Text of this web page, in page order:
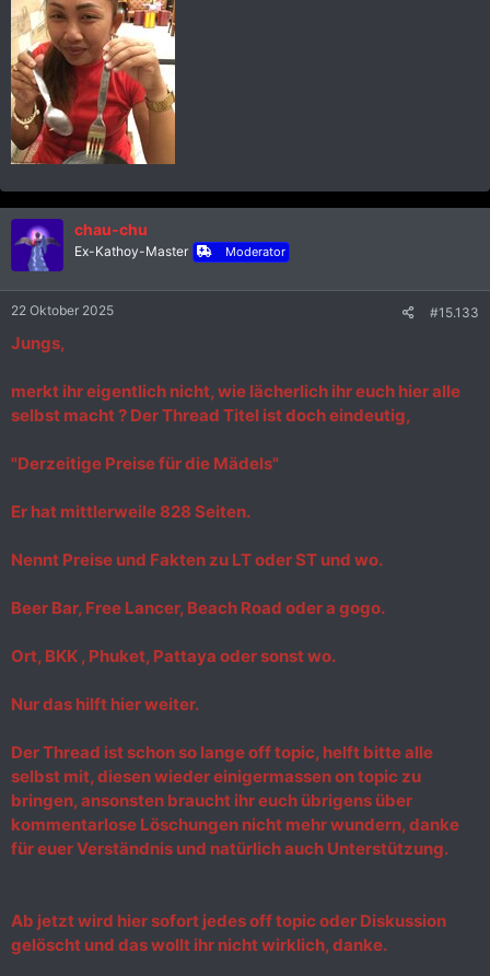
chau-chu
Ex-Kathoy-Master Moderator
22 Oktober 2025 #15.133
Jungs,
merkt ihr eigentlich nicht, wie lächerlich ihr euch hier alle
selbst macht ? Der Thread Titel ist doch eindeutig,
"Derzeitige Preise für die Mädels"
Er hat mittlerweile 828 Seiten.
Nennt Preise und Fakten zu LT oder ST und wo.
Beer Bar, Free Lancer, Beach Road oder a gogo.
Ort, BKK , Phuket, Pattaya oder sonst wo.
Nur das hilft hier weiter.
Der Thread ist schon so lange off topic, helft bitte alle
selbst mit, diesen wieder einigermassen on topic zu
bringen, ansonsten braucht ihr euch übrigens über
kommentarlose Löschungen nicht mehr wundern, danke
für euer Verständnis und natürlich auch Unterstützung.
Ab jetzt wird hier sofort jedes off topic oder Diskussion
gelöscht und das wollt ihr nicht wirklich, danke.